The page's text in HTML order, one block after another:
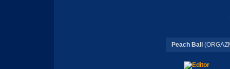
Peach Ball